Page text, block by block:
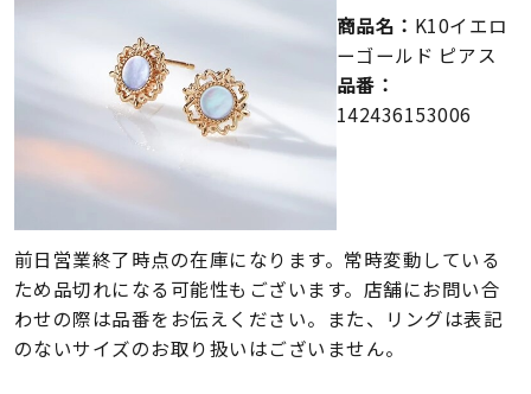
すべて表示
商品名： K10イエロ
ーゴールド ピアス
品番：
142436153006
前日営業終了時点の在庫になります。常時変動している
ため品切れになる可能性もございます。店舗にお問い合
わせの際は品番をお伝えください。また、リングは表記
のないサイズのお取り扱いはございません。